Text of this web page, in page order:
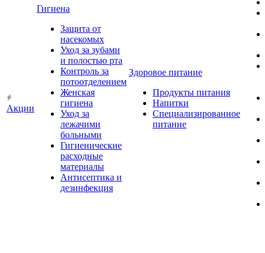
Акции
Гигиена
Защита от
насекомых
Уход за зубами
и полостью рта
Контроль за
потоотделением
Женская
гигиена
Уход за
лежачими
больными
Гигиенические
расходные
материалы
Антисептика и
дезинфекция
Здоровое питание
Продукты питания
Напитки
Специализированное
питание